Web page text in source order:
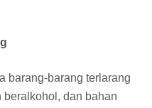
barang-barang terlarang
beralkohol, dan bahan